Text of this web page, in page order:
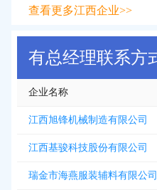
查看更多江西企业>>
有总经理联系方
企业名称
江西旭锋机械制造有限公司
江西基骏科技股份有限公司
瑞金市海燕服装辅料有限公司